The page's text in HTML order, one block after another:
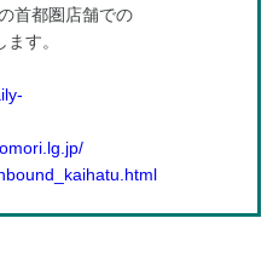
首都圏店舗での
す。